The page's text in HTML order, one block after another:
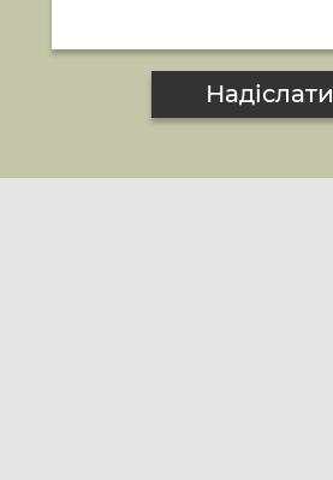
Надіслати